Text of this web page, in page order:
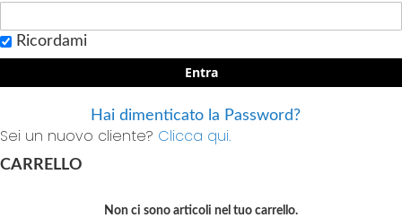
Ricordami
Entra
Hai dimenticato la Password?
Sei un nuovo cliente? Clicca qui.
CARRELLO
Non ci sono articoli nel tuo carrello.